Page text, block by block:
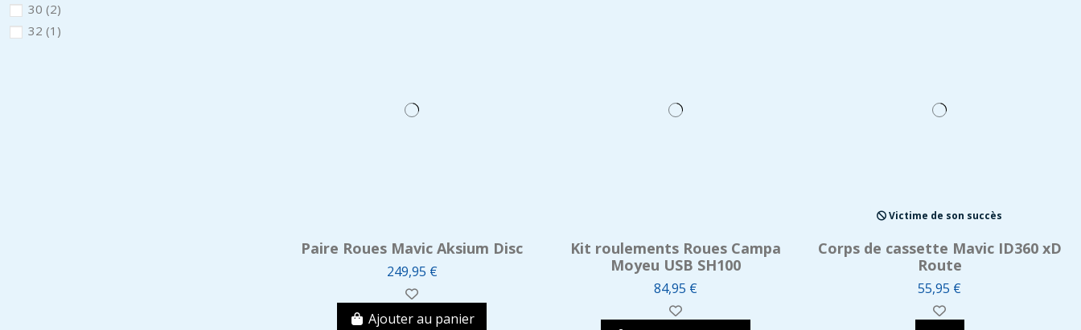
Paire Roues Mavic Aksium Disc
249,95 €
Ajouter au panier
Kit roulements Roues Campa
Moyeu USB SH100
84,95 €
Victime de son succès
Corps de cassette Mavic ID360 xD
Route
55,95 €
30 (2)
32 (1)